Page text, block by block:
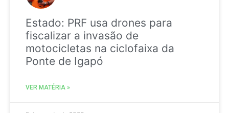
Estado: PRF usa drones para
fiscalizar a invasão de
motocicletas na ciclofaixa da
Ponte de Igapó
VER MATÉRIA »